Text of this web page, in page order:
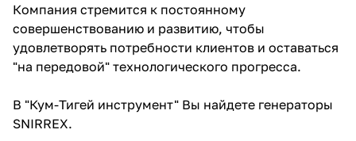
Компания стремится к постоянному
совершенствованию и развитию, чтобы
удовлетворять потребности клиентов и оставаться
"на передовой" технологического прогресса.
В "Кум-Тигей инструмент" Вы найдете генераторы
SNIRREX.
Оплачивайте сегодня только
25% картой любого банка
Получайте товар
выбранный способом